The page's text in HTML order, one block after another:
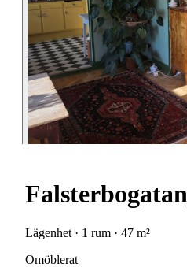
Lägenhet · 1 rum · 47 m²
Omöblerat